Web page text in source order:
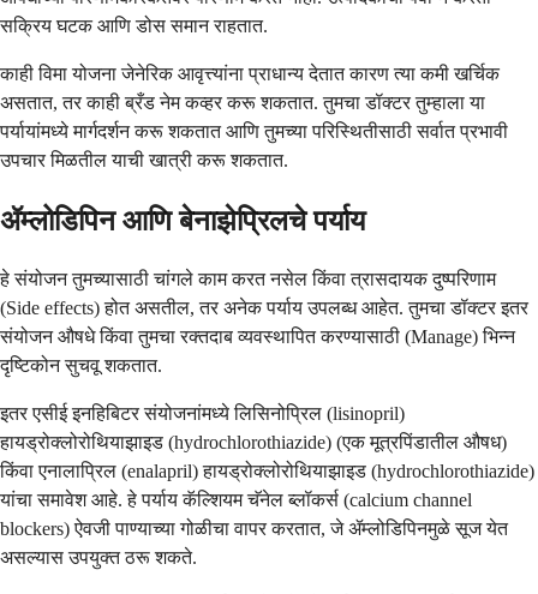
सक्रिय घटक आणि डोस समान राहतात.
काही विमा योजना जेनेरिक आवृत्त्यांना प्राधान्य देतात कारण त्या कमी खर्चिक
असतात, तर काही ब्रँड नेम कव्हर करू शकतात. तुमचा डॉक्टर तुम्हाला या
पर्यायांमध्ये मार्गदर्शन करू शकतात आणि तुमच्या परिस्थितीसाठी सर्वात प्रभावी
उपचार मिळतील याची खात्री करू शकतात.
ॲम्लोडिपिन आणि बेनाझेप्रिलचे पर्याय
हे संयोजन तुमच्यासाठी चांगले काम करत नसेल किंवा त्रासदायक दुष्परिणाम
(Side effects) होत असतील, तर अनेक पर्याय उपलब्ध आहेत. तुमचा डॉक्टर इतर
संयोजन औषधे किंवा तुमचा रक्तदाब व्यवस्थापित करण्यासाठी (Manage) भिन्न
दृष्टिकोन सुचवू शकतात.
इतर एसीई इनहिबिटर संयोजनांमध्ये लिसिनोप्रिल (lisinopril)
हायड्रोक्लोरोथियाझाइड (hydrochlorothiazide) (एक मूत्रपिंडातील औषध)
किंवा एनालाप्रिल (enalapril) हायड्रोक्लोरोथियाझाइड (hydrochlorothiazide)
यांचा समावेश आहे. हे पर्याय कॅल्शियम चॅनेल ब्लॉकर्स (calcium channel
blockers) ऐवजी पाण्याच्या गोळीचा वापर करतात, जे ॲम्लोडिपिनमुळे सूज येत
असल्यास उपयुक्त ठरू शकते.